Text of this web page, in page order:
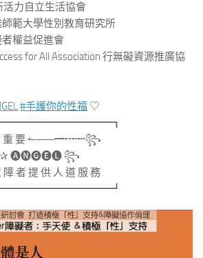
力自立生活協會
學性別教育研究所
促進會
All Association 行無礙資源推廣協
#手護你的性福 ♡
的 重 要 ↼―─━┅┉꧂
꧂
提 供 人 道 服 務